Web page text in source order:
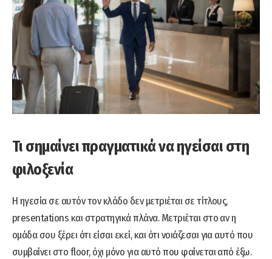
Τι σημαίνει πραγματικά να ηγείσαι στη
φιλοξενία
Η ηγεσία σε αυτόν τον κλάδο δεν μετριέται σε τίτλους,
presentations και στρατηγικά πλάνα. Μετριέται στο αν η
ομάδα σου ξέρει ότι είσαι εκεί, και ότι νοιάζεσαι για αυτό που
συμβαίνει στο floor, όχι μόνο για αυτό που φαίνεται από έξω.